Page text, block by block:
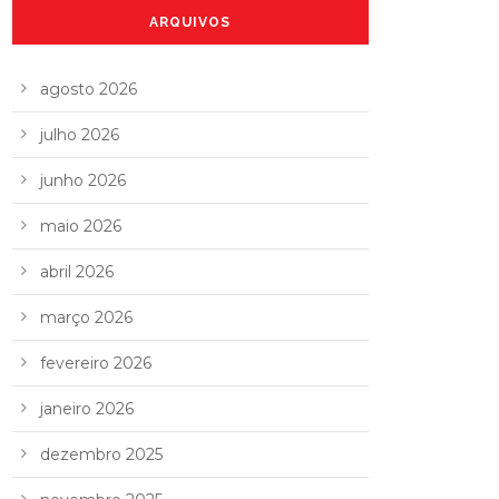
ARQUIVOS
agosto 2026
julho 2026
junho 2026
maio 2026
abril 2026
março 2026
fevereiro 2026
janeiro 2026
dezembro 2025